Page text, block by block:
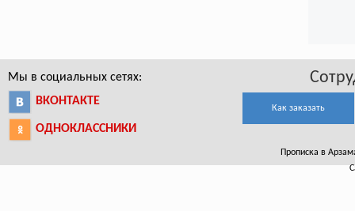
Мы в социальных сетях:
ВКОНТАКТЕ
ОДНОКЛАССНИКИ
Как заказать
Прописка в